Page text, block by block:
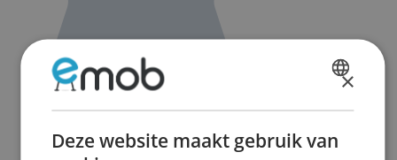
×
Deze website maakt gebruik van